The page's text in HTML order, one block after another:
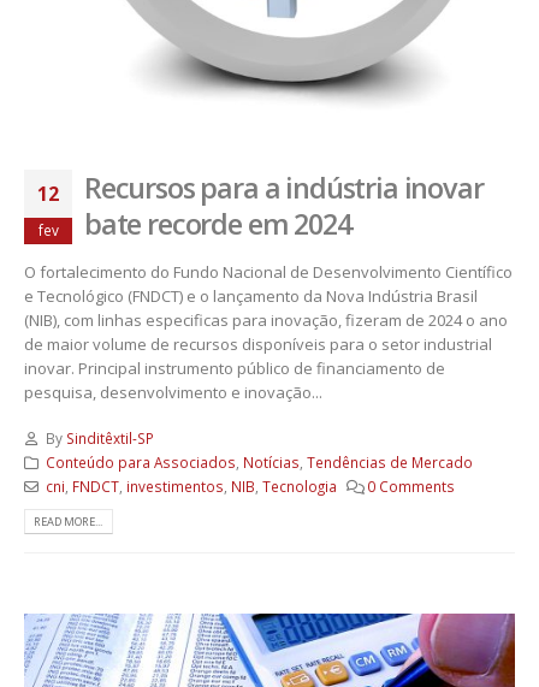
12
fev
Recursos para a indústria inovar
bate recorde em 2024
O fortalecimento do Fundo Nacional de Desenvolvimento Científico
e Tecnológico (FNDCT) e o lançamento da Nova Indústria Brasil
(NIB), com linhas especificas para inovação, fizeram de 2024 o ano
de maior volume de recursos disponíveis para o setor industrial
inovar. Principal instrumento público de financiamento de
pesquisa, desenvolvimento e inovação...
By Sinditêxtil-SP
Conteúdo para Associados, Notícias, Tendências de Mercado
cni, FNDCT, investimentos, NIB, Tecnologia 0 Comments
READ MORE...